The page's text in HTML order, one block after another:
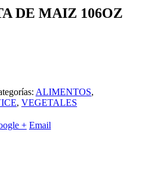
DE MAIZ 106OZ
ALIMENTOS,
, VEGETALES
+ Email